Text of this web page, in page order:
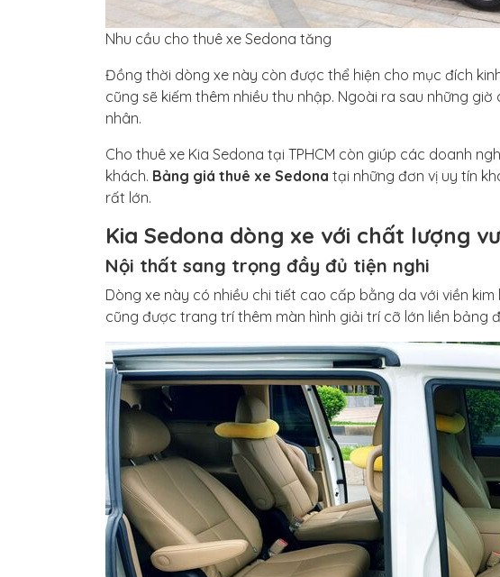
Nhu cầu cho thuê xe Sedona tăng
Đồng thời dòng xe này còn được thể hiện cho mục đích
cũng sẽ kiếm thêm nhiều thu nhập. Ngoài ra sau những
nhân.
Cho thuê xe Kia Sedona tại TPHCM còn giúp các doanh
khách. Bảng giá thuê xe Sedona tại những đơn vị uy tín
rất lớn.
Kia Sedona dòng xe với chất lượng
Nội thất sang trọng đầy đủ tiện nghi
Dòng xe này có nhiều chi tiết cao cấp bằng da với viền
cũng được trang trí thêm màn hình giải trí cỡ lớn liền bảng